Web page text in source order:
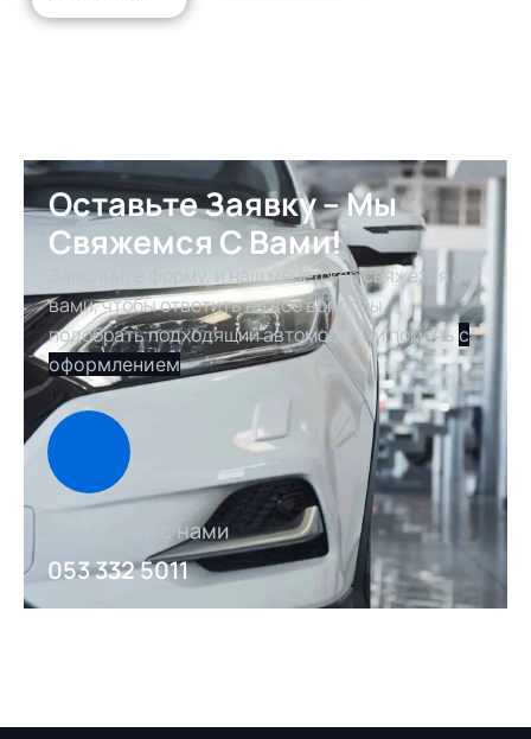
Оставьте Заявку – Мы
Свяжемся С Вами!
Заполните форму, и наш менеджер свяжется с
вами, чтобы ответить на все вопросы,
подобрать подходящий автомобиль и помочьс
оформлением
Связаться с нами
053 332 5011